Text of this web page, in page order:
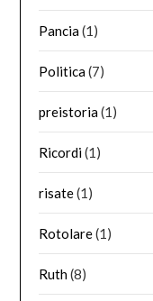
Pancia(1)
Politica(7)
preistoria(1)
Ricordi(1)
risate(1)
Rotolare(1)
Ruth(8)